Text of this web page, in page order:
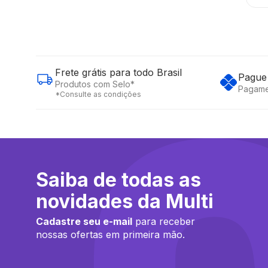
Frete grátis para todo Brasil
Produtos com Selo*
*Consulte as condições
Saiba de todas as
novidades da Multi
Cadastre seu e-mail para receber
nossas ofertas em primeira mão.